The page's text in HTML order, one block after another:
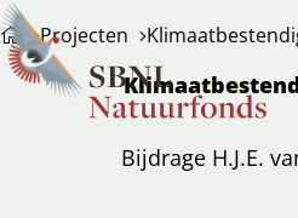
Projecten
Bijdrage H.J.E.